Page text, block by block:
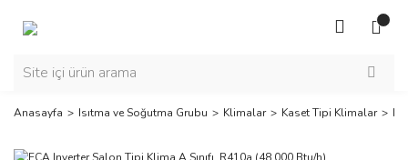
Anasayfa Isıtma ve Soğutma Grubu Klimalar Kaset Tipi Klimalar